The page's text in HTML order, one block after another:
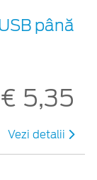
până
€ 5,35
Vezi detalii